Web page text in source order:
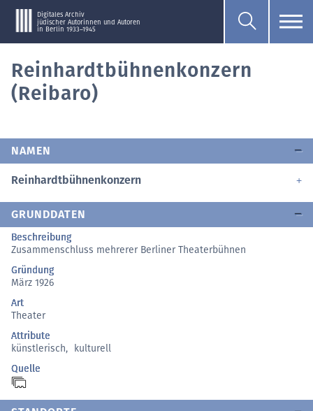
Digitales Archiv
jüdischer Autorinnen und Autoren
in Berlin 1933–1945
Reinhardtbühnenkonzern
(Reibaro)
NAMEN
Reinhardtbühnenkonzern
GRUNDDATEN
Beschreibung
Zusammenschluss mehrerer Berliner Theaterbühnen
Gründung
März 1926
Art
Theater
Attribute
künstlerisch,
kulturell
Quelle